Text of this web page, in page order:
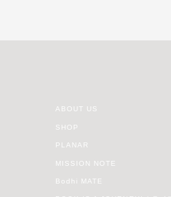
ABOUT US
SHOP
PLANAR
MISSION NOTE
Bodhi MATE